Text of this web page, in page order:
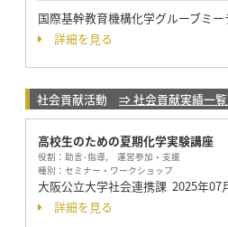
国際基幹教育機構化学グルーブミ
詳細を見る
社会貢献活動 ⇒ 社会貢献実績一
高校生のための夏期化学実験講座
役割： 助言･指導, 運営参加・支援
種別： セミナー・ワークショップ
大阪公立大学社会連携課 2025年07
詳細を見る